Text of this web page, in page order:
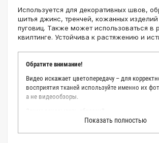
Используется для декоративных швов,
шитья джинс, тренчей, кожанных
пуговиц. Также может использоваться в
квилтинге. Устойчива к растяжению и
Обратите внимание!
Видео искажает цветопередачу – для
восприятия тканей используйте именно их
а не видеообзоры.
Мы делаем все возможное, чтобы точно
ткани из нашего каталога. Мы осматриваем и
Показать полностью